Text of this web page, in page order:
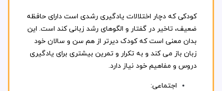
کودکی که دچار اختلالات یادگیری رشدی است دارای حافظه
ضعیف، تاخیر در گفتار و الگوهای رشد زبانی کند است. این
بدان معنی است که کودک دیرتر از هم سن و سالان خود
زبان باز می کند و به تکرار و تمرین بیشتری برای یادگیری
دروس و مفاهیم خود نیاز دارد.
اجتماعی: